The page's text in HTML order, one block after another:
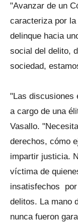
"Avanzar de un
caracteriza por
delinque hacia
social del delito,
sociedad,
"Las discusiones
a cargo de una
Vasallo.
derechos, cómo
impartir justicia.
víctima de
insatisfechos
delitos. La mano
nunca fueron